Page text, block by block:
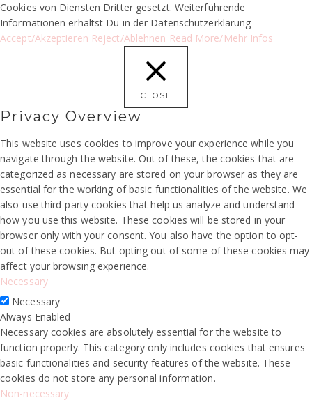
Cookies von Diensten Dritter gesetzt. Weiterführende
Informationen erhältst Du in der Datenschutzerklärung
Accept/Akzeptieren Reject/Ablehnen Read More/Mehr Infos
CLOSE
Privacy Overview
This website uses cookies to improve your experience while you
navigate through the website. Out of these, the cookies that are
categorized as necessary are stored on your browser as they are
essential for the working of basic functionalities of the website. We
also use third-party cookies that help us analyze and understand
how you use this website. These cookies will be stored in your
browser only with your consent. You also have the option to opt-
out of these cookies. But opting out of some of these cookies may
affect your browsing experience.
Necessary
Necessary
Always Enabled
Necessary cookies are absolutely essential for the website to
function properly. This category only includes cookies that ensures
basic functionalities and security features of the website. These
cookies do not store any personal information.
Non-necessary